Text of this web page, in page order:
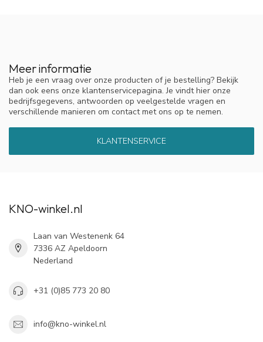
Meer informatie
Heb je een vraag over onze producten of je bestelling? Bekijk
dan ook eens onze klantenservicepagina. Je vindt hier onze
bedrijfsgegevens, antwoorden op veelgestelde vragen en
verschillende manieren om contact met ons op te nemen.
KLANTENSERVICE
KNO-winkel.nl
Laan van Westenenk 64
7336 AZ Apeldoorn
Nederland
+31 (0)85 773 20 80
info@kno-winkel.nl